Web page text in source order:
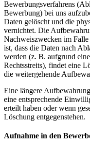
Bewerbungsverfahrens
Bewerbung) bei uns
Daten gelöscht und die
vernichtet. Die
Nachweiszwecken im Falle
ist, dass die Daten nach
werden (z. B. aufgrund
Rechtsstreits), findet eine
die weitergehende
Eine längere
eine entsprechende
erteilt haben oder wenn
Löschung entgegenstehen.
Aufnahme in den